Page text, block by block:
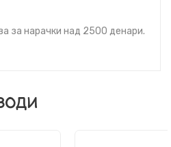
за нарачки над 2500 денари.